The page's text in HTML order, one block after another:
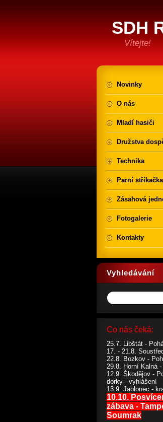
SDH
Vítejte!
Novinky
O nás
Mladí hasiči
Družstva
Technika
Parní stříkačka
Zásahová
Fotogalerie
Kontakty
Vyhledávání
Co nás čeká:
25.7. Libštát -
17. - 21.8.
22.8. Bozkov -
29.8. Horní Kalná
12.9. Škodějov -
dorky - vyhlášení
13.9. Jablonec -
10.10.
zábava -
Soumrak